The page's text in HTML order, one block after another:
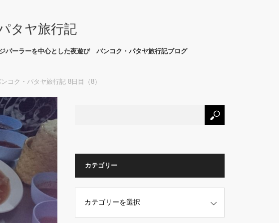
タヤ旅行記
パーラーを中心とした夜遊び バンコク・パタヤ旅行記ブログ
コク・パタヤ旅行記 8日目（8）
カテゴリー